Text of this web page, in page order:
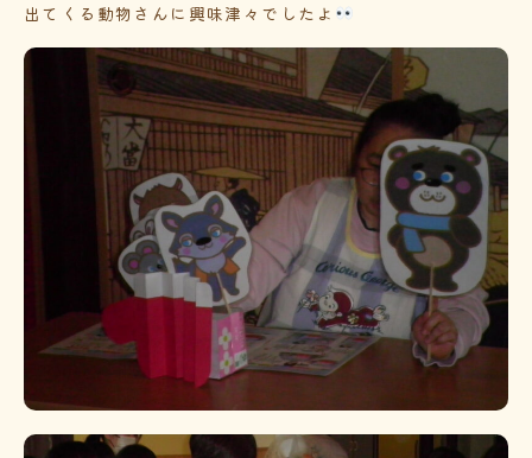
出てくる動物さんに興味津々でしたよ